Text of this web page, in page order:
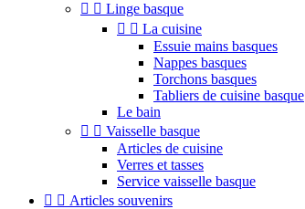
  Linge basque
  La cuisine
Essuie mains basques
Nappes basques
Torchons basques
Tabliers de cuisine basque
Le bain
  Vaisselle basque
Articles de cuisine
Verres et tasses
Service vaisselle basque
  Articles souvenirs